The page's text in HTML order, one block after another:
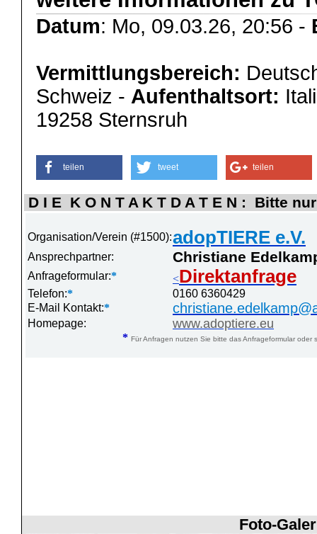
Datum: Mo, 09.03.26, 20:56 -
Vermittlungsbereich:
Schweiz - Aufenthaltsort:
19258 Sternsruh
teilen tweet teilen
D I E K O N T A K T D A T E N : Bitte
Organisation/Verein (#1500):adopTIERE e.V.
Ansprechpartner: Christiane
Anfrageformular:* <Direktanfrage
Telefon:*
0160 6360429
E-Mail Kontakt:*
Homepage: www.adoptiere.eu
* Für Anfragen nutzen Sie bitte das Anfrageformular
Foto-